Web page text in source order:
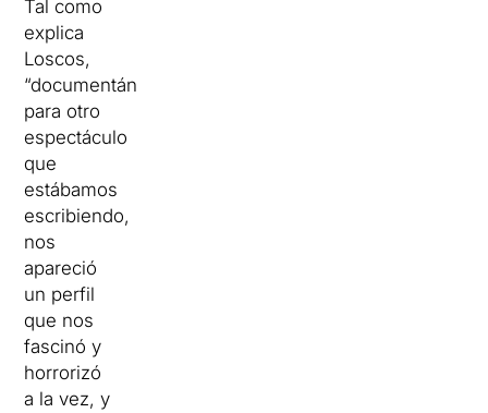
Tal como
explica
Loscos,
“documentándonos
para otro
espectáculo
que
estábamos
escribiendo,
nos
apareció
un perfil
que nos
fascinó y
horrorizó
a la vez, y